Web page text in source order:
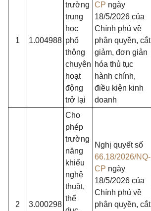
1 1.004988
trường
trung
học
phổ
thông
chuyên
hoạt
động
trở lại
CP ngày
18/5/2026 của
Chính phủ về
phân quyền, cắt
giảm, đơn giản
hóa thủ tục
hành chính,
điều kiện kinh
doanh
2 3.000298
Cho
phép
trường
năng
khiếu
nghệ
thuật,
thể
Nghị quyết số
66.18/2026/NQ-
CP ngày
18/5/2026 của
Chính phủ về
phân quyền, cắt